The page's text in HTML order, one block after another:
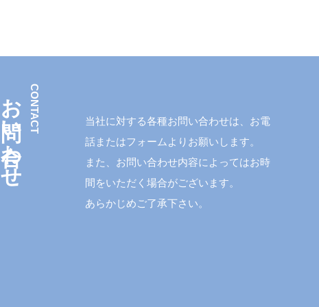
お問い合わせ
当社に対する各種お問い合わせは、お電
話またはフォームよりお願いします。
また、お問い合わせ内容によってはお時
間をいただく場合がございます。
あらかじめご了承下さい。